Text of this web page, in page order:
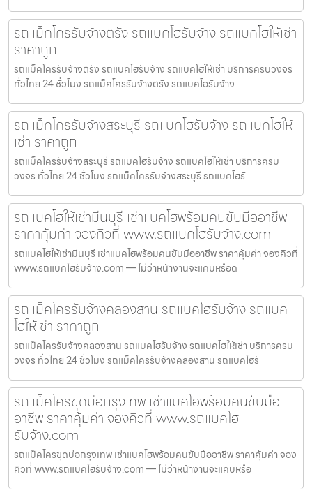
รถแม็คโครรับจ้างตรัง รถแบคโฮรับจ้าง รถแบคโฮให้เช่า
ราคาถูก
รถแม็คโครรับจ้างตรัง รถแบคโฮรับจ้าง รถแบคโฮให้เช่า บริการครบวงจร
ทั่วไทย 24 ชั่วโมง รถแม็คโครรับจ้างตรัง รถแบคโฮรับจ้าง
รถแม็คโครรับจ้างสระบุรี รถแบคโฮรับจ้าง รถแบคโฮให้
เช่า ราคาถูก
รถแม็คโครรับจ้างสระบุรี รถแบคโฮรับจ้าง รถแบคโฮให้เช่า บริการครบ
วงจร ทั่วไทย 24 ชั่วโมง รถแม็คโครรับจ้างสระบุรี รถแบคโฮรั
รถแบคโฮให้เช่ามีนบุรี เช่าแบคโฮพร้อมคนขับมืออาชีพ
ราคาคุ้มค่า จองคิวที่ www.รถแบคโฮรับจ้าง.com
รถแบคโฮให้เช่ามีนบุรี เช่าแบคโฮพร้อมคนขับมืออาชีพ ราคาคุ้มค่า จองคิวที่
www.รถแบคโฮรับจ้าง.com — ไม่ว่าหน้างานจะแคบหรือด
รถแม็คโครรับจ้างคลองสาน รถแบคโฮรับจ้าง รถแบค
โฮให้เช่า ราคาถูก
รถแม็คโครรับจ้างคลองสาน รถแบคโฮรับจ้าง รถแบคโฮให้เช่า บริการครบ
วงจร ทั่วไทย 24 ชั่วโมง รถแม็คโครรับจ้างคลองสาน รถแบคโฮรั
รถแม็คโครขุดบ่อกรุงเทพ เช่าแบคโฮพร้อมคนขับมือ
อาชีพ ราคาคุ้มค่า จองคิวที่ www.รถแบคโฮ
รับจ้าง.com
รถแม็คโครขุดบ่อกรุงเทพ เช่าแบคโฮพร้อมคนขับมืออาชีพ ราคาคุ้มค่า จอง
คิวที่ www.รถแบคโฮรับจ้าง.com — ไม่ว่าหน้างานจะแคบหรือ